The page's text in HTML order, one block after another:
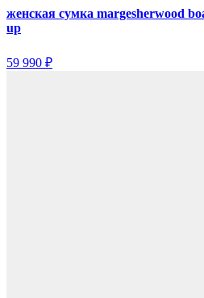
женская сумка margesherwood
up
59 990 ₽